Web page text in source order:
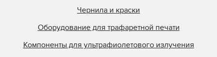
Чернила и краски
Оборудование для трафаретной печати
Компоненты для ультрафиолетового излучения